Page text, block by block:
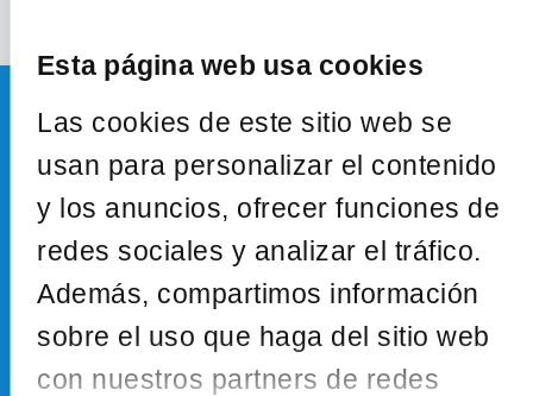
Esta página web usa cookies
Las cookies de este sitio web se
usan para personalizar el contenido
y los anuncios, ofrecer funciones de
redes sociales y analizar el tráfico.
Además, compartimos información
sobre el uso que haga del sitio web
con nuestros partners de redes
Newsletter
Inscríbete a nuestra newsletter para estar al
tanto de todas las novedades